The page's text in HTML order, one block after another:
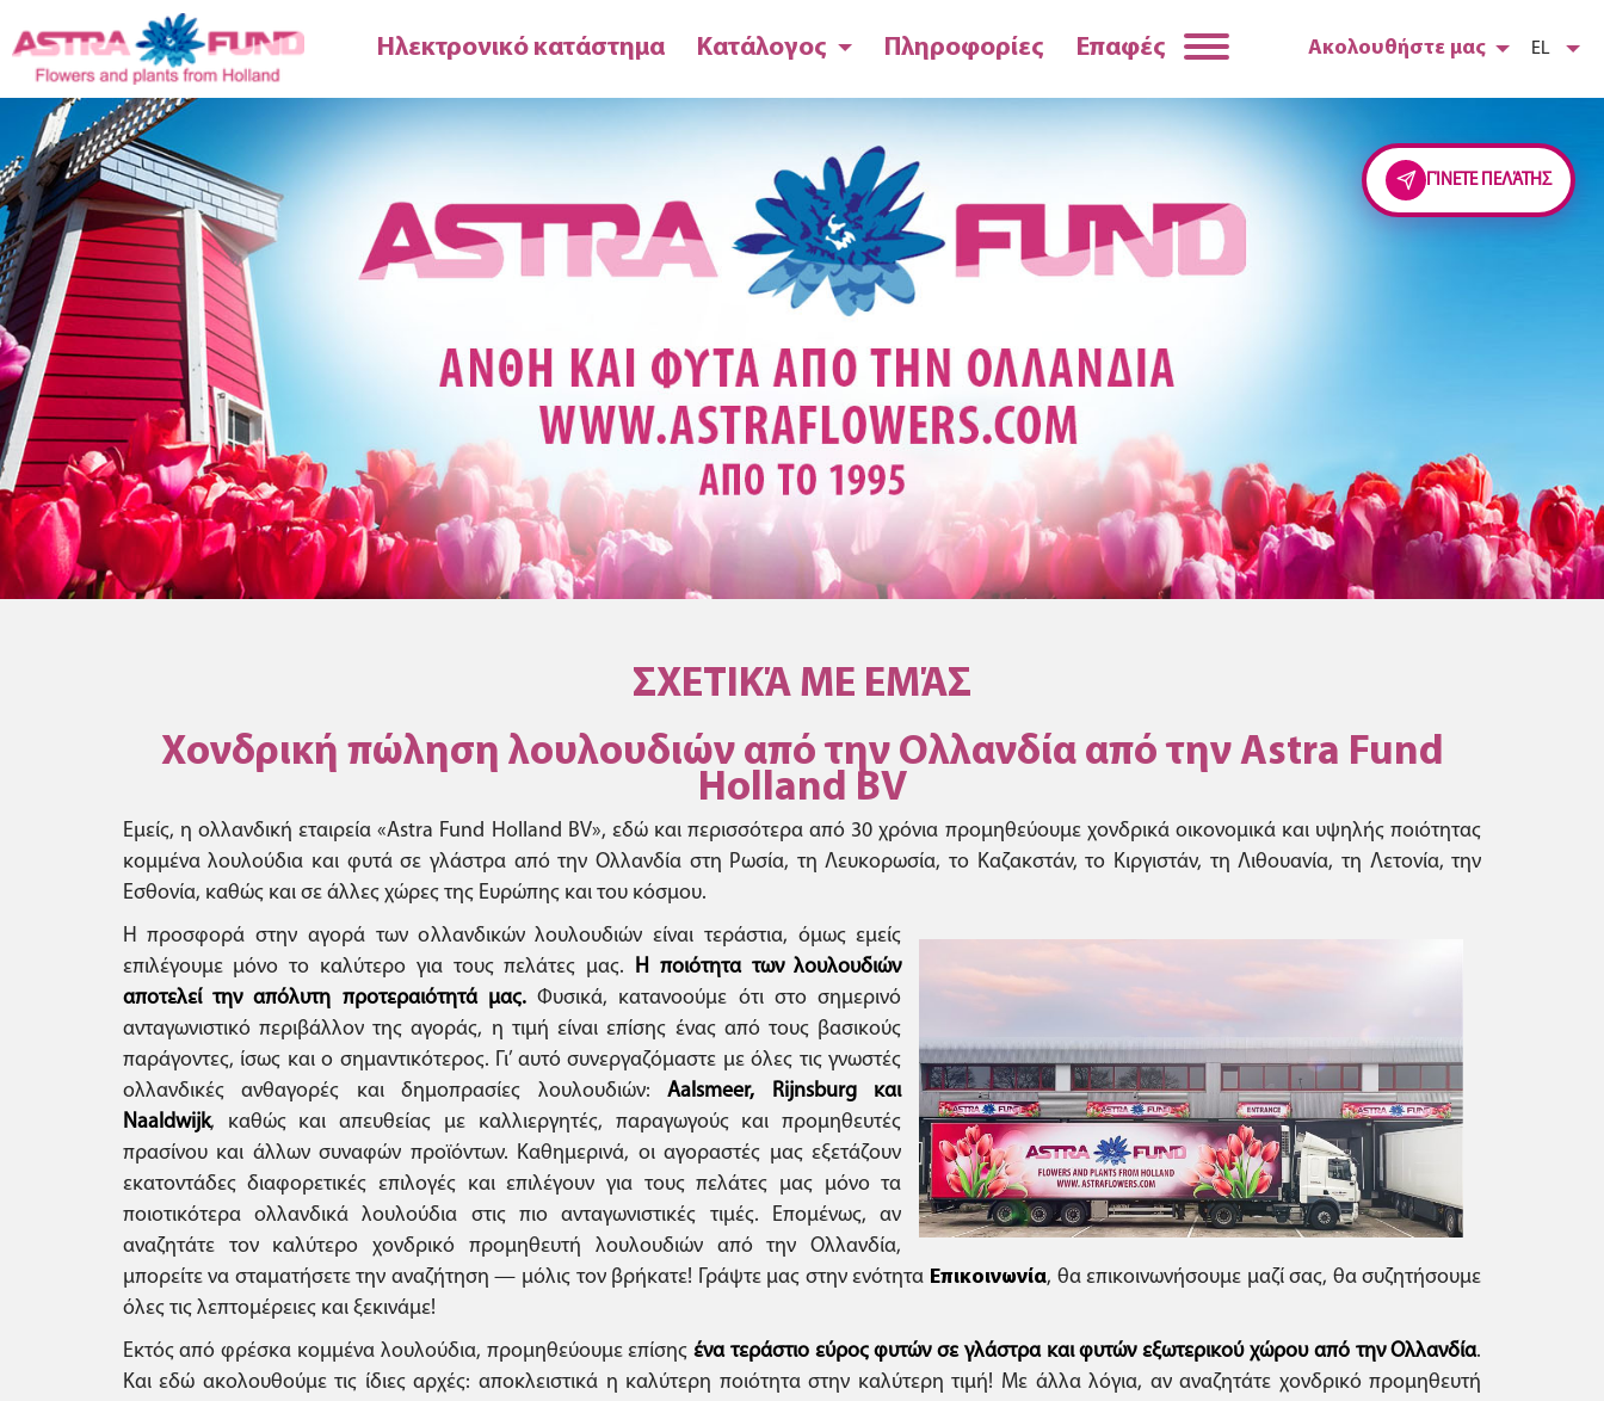
Ακολουθήστε μας EL
Ηλεκτρονικό κατάστημα Κατάλογος Πληροφορίες Επαφές
ΣΧΕΤΙΚΆ ΜΕ ΕΜΆΣ
Χονδρική πώληση λουλουδιών από την Ολλανδία από την Astra Fund
Holland BV
Εμείς, η ολλανδική εταιρεία «Astra Fund Holland BV», εδώ και περισσότερα από 30 χρόνια προμηθεύουμε χονδρικά οικονομικά και υψηλής ποιότητας
κομμένα λουλούδια και φυτά σε γλάστρα από την Ολλανδία στη Ρωσία, τη Λευκορωσία, το Καζακστάν, το Κιργιστάν, τη Λιθουανία, τη Λετονία, την
Εσθονία, καθώς και σε άλλες χώρες της Ευρώπης και του κόσμου.
Η προσφορά στην αγορά των ολλανδικών λουλουδιών είναι τεράστια, όμως εμείς
επιλέγουμε μόνο το καλύτερο για τους πελάτες μας. Η ποιότητα των λουλουδιών
αποτελεί την απόλυτη προτεραιότητά μας.Φυσικά, κατανοούμε ότι στο σημερινό
ανταγωνιστικό περιβάλλον της αγοράς, η τιμή είναι επίσης ένας από τους βασικούς
παράγοντες, ίσως και ο σημαντικότερος. Γι’ αυτό συνεργαζόμαστε με όλες τις γνωστές
ολλανδικές ανθαγορές και δημοπρασίες λουλουδιών:Aalsmeer, Rijnsburg και
Naaldwijk, καθώς και απευθείας με καλλιεργητές, παραγωγούς και προμηθευτές
πρασίνου και άλλων συναφών προϊόντων. Καθημερινά, οι αγοραστές μας εξετάζουν
εκατοντάδες διαφορετικές επιλογές και επιλέγουν για τους πελάτες μας μόνο τα
ποιοτικότερα ολλανδικά λουλούδια στις πιο ανταγωνιστικές τιμές. Επομένως, αν
αναζητάτε τον καλύτερο χονδρικό προμηθευτή λουλουδιών από την Ολλανδία,
μπορείτε να σταματήσετε την αναζήτηση — μόλις τον βρήκατε! Γράψτε μας στην ενότητα Επικοινωνία, θα επικοινωνήσουμε μαζί σας, θα συζητήσουμε
όλες τις λεπτομέρειες και ξεκινάμε!
Εκτός από φρέσκα κομμένα λουλούδια, προμηθεύουμε επίσηςένα τεράστιο εύρος φυτών σε γλάστρα και φυτών εξωτερικού χώρου από την Ολλανδία.
Και εδώ ακολουθούμε τις ίδιες αρχές: αποκλειστικά η καλύτερη ποιότητα στην καλύτερη τιμή! Με άλλα λόγια, αν αναζητάτε χονδρικό προμηθευτή
ΓΊΝΕΤΕ ΠΕΛΆΤΗΣ